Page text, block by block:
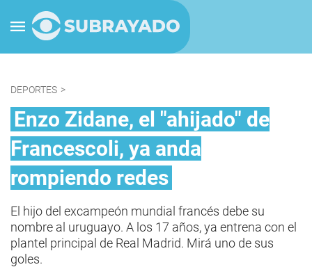
DEPORTES >
Enzo Zidane, el "ahijado" de
Francescoli, ya anda
rompiendo redes
El hijo del excampeón mundial francés debe su
nombre al uruguayo. A los 17 años, ya entrena con el
plantel principal de Real Madrid. Mirá uno de sus
goles.